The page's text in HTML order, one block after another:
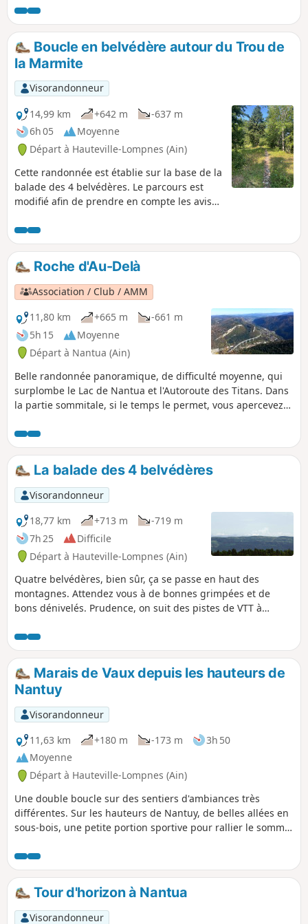
l'ascension aux Monts d'Ain est un peu sportive par
moment, le reste de la randonnée se fera de manière
globalement plus douce.
Boucle en belvédère autour du Trou de
la Marmite
Visorandonneur
14,99 km
+642 m
-637 m
6h 05
Moyenne
Départ à Hauteville-Lompnes (Ain)
Cette randonnée est établie sur la base de la
balade des 4 belvédères. Le parcours est
modifié afin de prendre en compte les avis
particulier, la trace est plus précise et les
parties jugées moins intéressantes ont été
supprimées. Cette nouvelle version nous a
ravi et est particulièrement adaptée les jours
de fortes chaleur (testé lors de la canicule de
aout 2025).Le parcours s'établit en grande
partie dans les bois et sur des sentiers ou
pistes non revêtues. Il permet de découvrir
des panoramas splendides à partir de
différents belvédères ainsi que des sites
emblématiques : Trou de la Marmite,
Chapelle Notre-Dame de Mazières, etc. Par
temps clair vous aurez la joie d'admirer le
Roche d'Au-Delà
Association / Club / AMM
11,80 km
+665 m
-661 m
5h 15
Moyenne
Départ à Nantua (Ain)
Belle randonnée panoramique, de difficulté moyenne, qui
surplombe le Lac de Nantua et l'Autoroute des Titans. Dans
la partie sommitale, si le temps le permet, vous apercevez
La balade des 4 belvédères
Visorandonneur
18,77 km
+713 m
-719 m
7h 25
Difficile
Départ à Hauteville-Lompnes (Ain)
Quatre belvédères, bien sûr, ça se passe en haut des
montagnes. Attendez vous à de bonnes grimpées et de
bons dénivelés. Prudence, on suit des pistes de VTT à
sur la fin : Planachat, Cornillon, l'Haïea d'Amont, et le clou
du parcours, la table d'orientation au sommet des pistes de
ski alpin d'Hauteville Lompnès. Là, par beau temps et peu
d'UV, une magnifique vue sur le massif du Mont Blanc vous
attend.
Marais de Vaux depuis les hauteurs de
Nantuy
Visorandonneur
11,63 km
+180 m -173 m
3h 50
Moyenne
Départ à Hauteville-Lompnes (Ain)
Une double boucle sur des sentiers d'ambiances très
différentes. Sur les hauteurs de Nantuy, de belles allées en
sous-bois, une petite portion sportive pour rallier le sommet
retour, puis une agréable et reposante portion pour
découvrir l'Espace Naturel Sensible du Marais de Vaux, avec
ses passerelles aménagée.
Tour d'horizon à Nantua
Visorandonneur